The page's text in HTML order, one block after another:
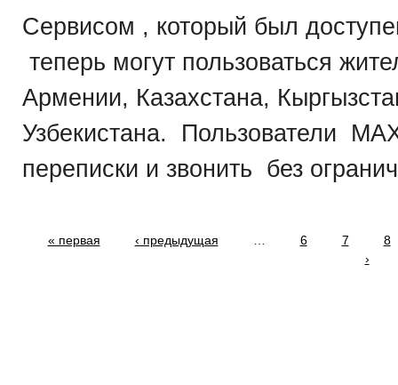
Сервисом , который был
теперь могут пользоваться
Армении, Казахстана,
Узбекистана. Пользователи
переписки и звонить без
« первая ‹ предыдущая 6 7
8
›